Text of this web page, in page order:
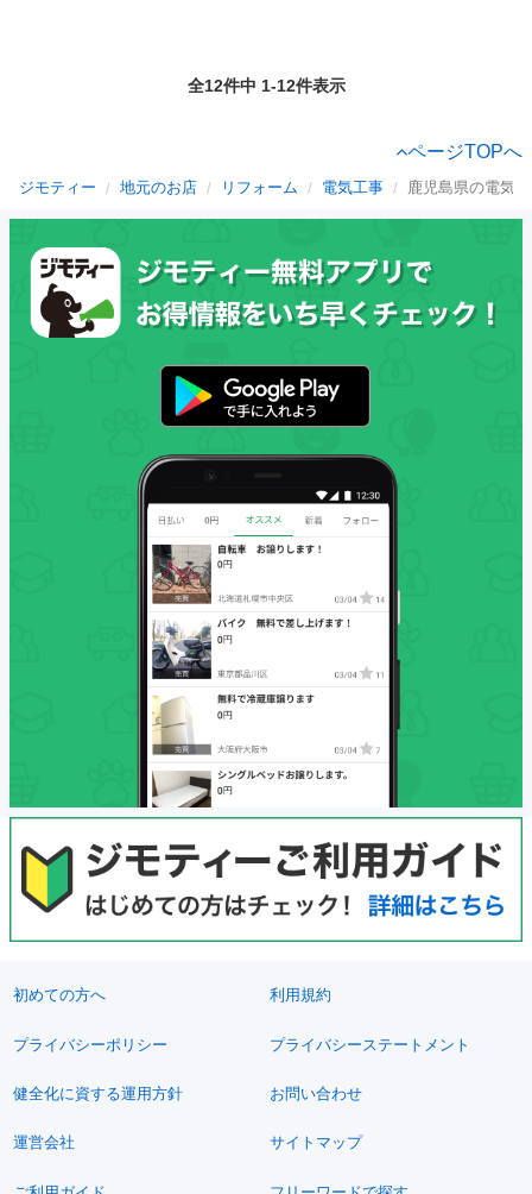
全12件中 1-12件表示
ページTOPへ
ジモティー 地元のお店 リフォーム 電気工事 鹿児島県の電気
初めての方へ 利用規約
プライバシーポリシー プライバシーステートメント
健全化に資する運用方針 お問い合わせ
運営会社 サイトマップ